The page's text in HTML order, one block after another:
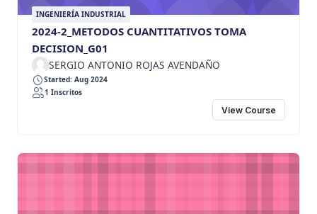
INGENIERÍA INDUSTRIAL
2024-2_METODOS CUANTITATIVOS TOMA
DECISION_G01
SERGIO ANTONIO ROJAS AVENDAÑO
Started: Aug 2024
1 Inscritos
View Course